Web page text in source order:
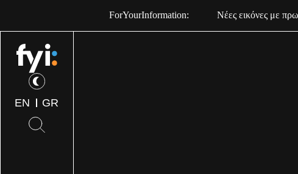
EN GR
ForYourInformation: Νέες εικόνες με